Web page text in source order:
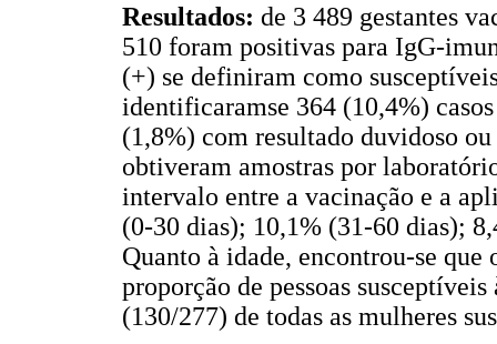
Resultados: de 3 489 gestantes
510 foram positivas para IgG-
(+) se definiram como
identificaramse 364 (10,4%)
(1,8%) com resultado duvidoso
obtiveram amostras por
intervalo entre a vacinação e a
(0-30 dias); 10,1% (31-60 dias);
Quanto à idade, encontrou-se
proporção de pessoas
(130/277) de todas as mulheres